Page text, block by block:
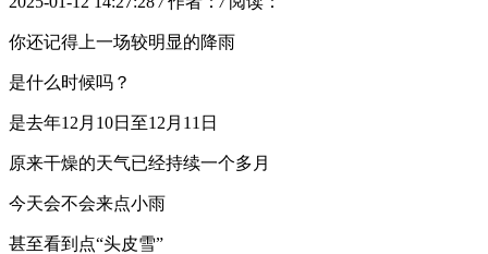
你还记得上一场较明显的降雨
是什么时候吗？
是去年12月10日至12月11日
原来干燥的天气已经持续一个多月
今天会不会来点小雨
甚至看到点“头皮雪”